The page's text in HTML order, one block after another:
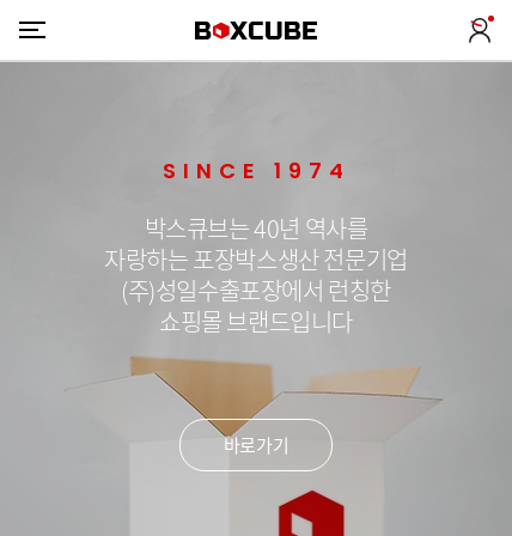
SINCE 1974
박스큐브는 40년 역사를
자랑하는 포장박스생산 전문기업
(주)성일수출포장에서 런칭한
쇼핑몰 브랜드입니다
바로가기